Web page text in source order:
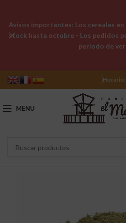
Horario:
MENU
Avisos importantes: Los cereales
stock hasta octubre - Los pedidos
período de